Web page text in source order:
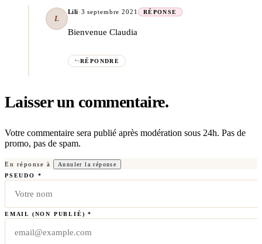
L
Lili·3 septembre 2021 RÉPONSE
Bienvenue Claudia
RÉPONDRE
Laisser un commentaire.
Votre commentaire sera publié après modération sous 24h. Pas de
promo, pas de spam.
En réponse à
Annuler la réponse
PSEUDO *
EMAIL (NON PUBLIÉ) *